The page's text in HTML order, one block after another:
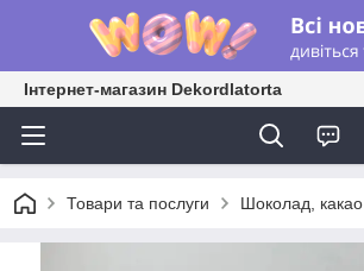
Інтернет-магазин Dekordlatorta
Товари та послуги Шоколад, какао